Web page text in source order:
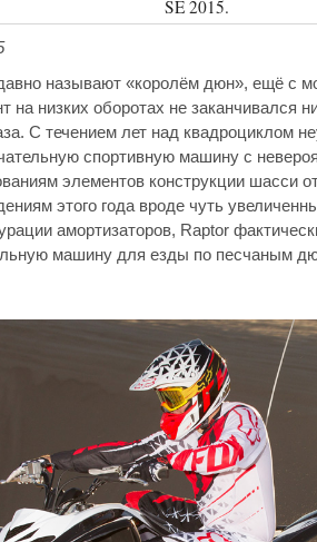
SE 2015.
называют «королём дюн», ещё с
на низких оборотах не заканчивался
С течением лет над квадроциклом
спортивную машину с
элементов конструкции шасси
этого года вроде чуть
амортизаторов, Raptor
машину для езды по песчаным